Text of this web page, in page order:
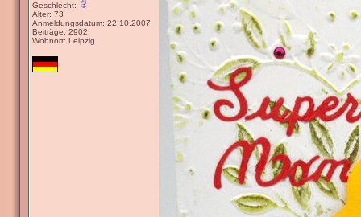
Geschlecht:
Alter: 73
Anmeldungsdatum: 22.10.2007
Beiträge: 2902
Wohnort: Leipzig